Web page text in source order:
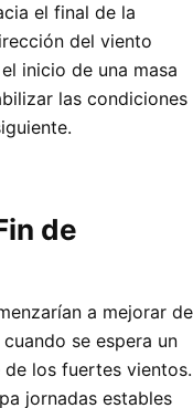
el final de la
del viento
inicio de una masa
las condiciones
de
a mejorar de
se espera un
los fuertes vientos.
jornadas estables